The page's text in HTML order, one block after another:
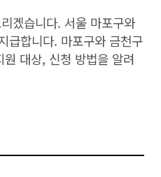
겠습니다. 서울 마포구와
급합니다. 마포구와 금천구
대상, 신청 방법을 알려